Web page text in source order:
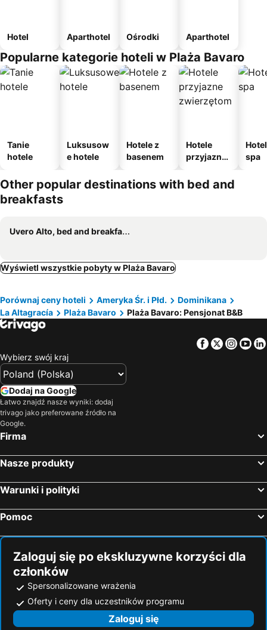
Hotel Aparthotel Ośrodki Aparthotel
Popularne kategorie hoteli w Plaża Bavaro
Tanie
hotele
Luksusow
e hotele
Hotele z
basenem
Hotele
przyjazne
m
spa
Other popular destinations with bed and
breakfasts
Uvero Alto, bed and breakfasts
Wyświetl wszystkie pobyty w Plaża Bavaro
Porównaj ceny hoteli Ameryka Śr. i Płd.
Dominikana
La Altagracía
Plaża Bavaro Plaża Bavaro: Pensjonat B&B
Facebook
Twitter
Wybierz swój kraj
Dodaj na Google
Łatwo znajdź nasze wyniki: dodaj
trivago jako preferowane źródło na
Google.
Firma
Nasze produkty
Warunki i polityki
Pomoc
Zaloguj się po ekskluzywne korzyści dla
członków
Spersonalizowane wrażenia
Oferty i ceny dla uczestników programu
Zaloguj się